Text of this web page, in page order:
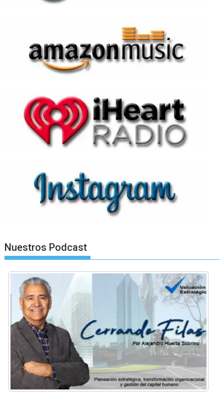
Nuestros Podcast